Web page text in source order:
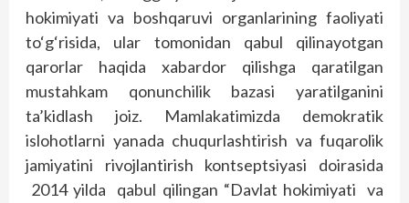
hokimiyati va boshqaruvi organlarining faoliyati
to‘g‘risida, ular tomonidan qabul qilinayotgan
qarorlar haqida xabardor qilishga qaratilgan
mustahkam qonunchilik bazasi yaratilganini
ta’kidlash joiz. Mamlakatimizda demokratik
islohotlarni yanada chuqurlashtirish va fuqarolik
jamiyatini rivojlantirish kontseptsiyasi doirasida
2014 yilda qabul qilingan “Davlat hokimiyati va